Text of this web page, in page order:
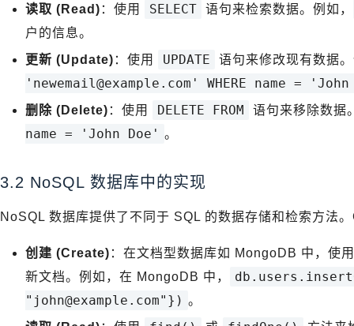
读取 (Read) ：使用 SELECT
语句来检索数据。例如，
户的信息。
更新 (Update) ：使用 UPDATE 语句来修改现有数据
'newemail@example.com' WHERE name =
删除 (Delete) ：使用 DELETE FROM 语句来移除数据
name = 'John Doe' 。
3.2 NoSQL 数据库中的实现
NoSQL 数据库提供了不同于 SQL 的数据存储和检索方法
创建 (Create) ：在文档型数据库如 MongoDB 中，使
新文档。例如，在 MongoDB 中，
"john@example.com"}) 。